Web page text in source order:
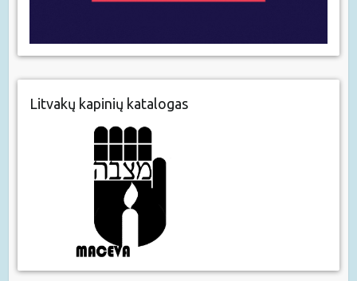
Litvakų kapinių katalogas